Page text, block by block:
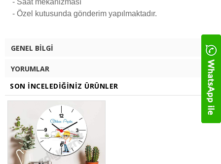
- Saat mekanizması
- Özel kutusunda gönderim yapılmaktadır.
GENEL BILGI
YORUMLAR
SON İNCELEDIĞINIZ ÜRÜNLER